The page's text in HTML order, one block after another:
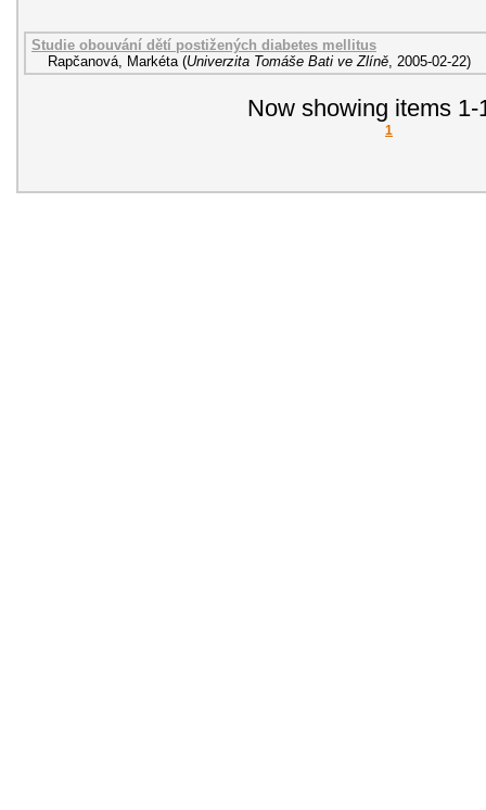
Studie obouvání dětí postižených diabetes mellitus
Rapčanová, Markéta (Univerzita Tomáše Bati ve Zlíně 2005-02-22)
Now showing items 1-
1